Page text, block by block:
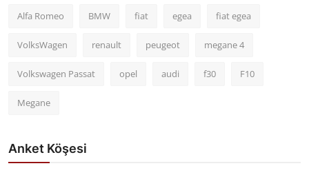
Alfa Romeo BMW fiat egea fiat egea
VolksWagen renault peugeot megane 4
Volkswagen Passat opel audi f30 F10
Megane
Anket Köşesi